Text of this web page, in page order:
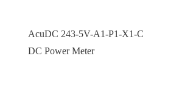
AcuDC 243-5V-A1-P1-X1-C
DC Power Meter